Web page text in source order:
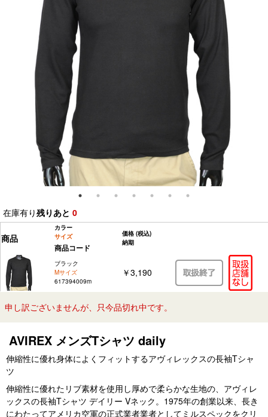
在庫有り残りあと 0
商品
カラー
サイズ
商品コード
価格 (税込)
納期
ブラック
Mサイズ
617394009m
￥3,190
申し訳ございませんが、只今品切れ中です。
AVIREX メンズTシャツ daily
伸縮性に優れ身体によくフィットするアヴィレックスの長袖Tシャ
ツ
伸縮性に優れたリブ素材を使用し厚めで柔らかな生地の、アヴィレ
ックスの長袖Tシャツ デイリー Vネック。1975年の創業以来、長き
にわたってアメリカ空軍の正式業者業者としてミルスペックをクリ